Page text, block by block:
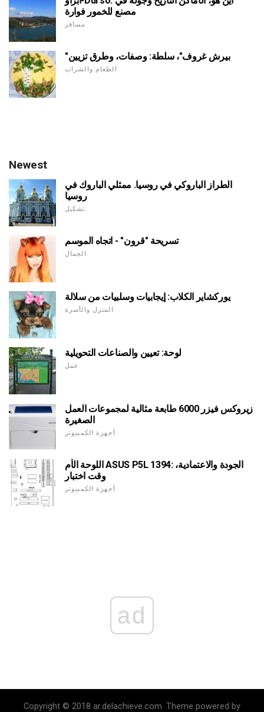
مصنع للخمور فوارة
مسافر
"بيرش غروف"، سلطة: وصفات، وطرق تزيين
الطعام والشراب
Newest
الطراز الباروكي في روسيا. ممثلي الباروك في
روسيا
تشكيل
تسريحة "قرون" - اتجاه الموسم
الجمال
يوركشاير الكلاب: إيجابيات وسلبيات من سلالة
المنزل والأسرة
لوحة: تعيين والصناعات التحويلية
عمل
زيروكس فيزر 6000 طابعة مثالية لمجموعات العمل
الصغيرة
أجهزة الكمبيوتر
اللوحة الأم ASUS P5L 1394: الجودة والاعتمادية،
وقت اختبار
أجهزة الكمبيوتر
ad
Copyright © 2018 ar.delachieve.com. Theme powered by